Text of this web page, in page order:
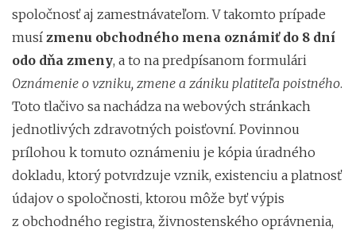
spoločnosť aj zamestnávateľom. V takomto prípade
musí zmenu obchodného mena oznámiť do 8 dní
odo dňa zmeny, a to na predpísanom formulári
Oznámenie o vzniku, zmene a zániku platiteľa poistného.
Toto tlačivo sa nachádza na webových stránkach
jednotlivých zdravotných poisťovní. Povinnou
prílohou k tomuto oznámeniu je kópia úradného
dokladu, ktorý potvrdzuje vznik, existenciu a platnosť
údajov o spoločnosti, ktorou môže byť výpis
z obchodného registra, živnostenského oprávnenia,